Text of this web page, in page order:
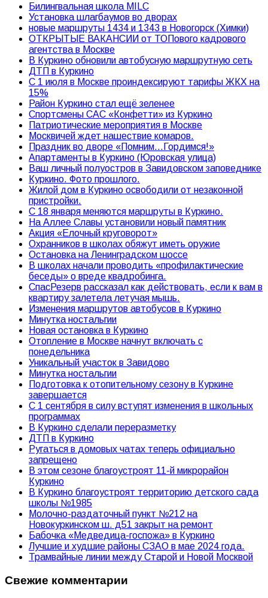
Билингвальная школа MILC
Установка шлагбаумов во дворах
новые маршруты 1434 и 1343 в Новогорск (Химки)
ОТКРЫТЫЕ ВАКАНСИИ от ТОПового кадрового
агентства в Москве
В Куркино обновили автобусную маршрутную сеть
ДТП в Куркино
С 1 июля в Москве проиндексируют тарифы ЖКХ на
15%
Район Куркино стал ещё зеленее
Спортсмены САС «Конфетти» из Куркино
Патриотические мероприятия в Москве
Москвичей ждет нашествие комаров.
Праздник во дворе «Помним…Гордимся!»
Апартаменты в Куркино (Юровская улица)
Ваш личный полуостров в Завидовском заповеднике
Куркино. Фото прошлого.
Жилой дом в Куркино освободили от незаконной
пристройки.
С 18 января меняются маршруты в Куркино.
На Аллее Славы установили новый памятник
Акция «Елочный круговорот»
Охранников в школах обяжут иметь оружие
Остановка на Ленинградском шоссе
В школах начали проводить «профилактические
беседы» о вреде квадробинга.
СпасРезерв рассказал как действовать, если к вам в
квартиру залетела летучая мышь.
Изменения маршрутов автобусов в Куркино
Минутка ностальгии
Новая остановка в Куркино
Отопление в Москве начнут включать с
понедельника
Уникальный участок в Завидово
Минутка ностальгии
Подготовка к отопительному сезону в Куркине
завершается
С 1 сентября в силу вступят изменения в школьных
программах
В Куркино сделали переразметку
ДТП в Куркино
Ругаться в домовых чатах теперь официально
запрещено
В этом сезоне благоустроят 11-й микрорайон
Куркино
В Куркино благоустроят территорию детского сада
школы №1985
Молочно-раздаточный пункт №212 на
Новокуркинском ш. д51 закрыт на ремонт
Бабочка «Медведица-госпожа» в Куркино
Лучшие и худшие районы СЗАО в мае 2024 года.
Трамвайные линии между Старой и Новой Москвой
Свежие комментарии